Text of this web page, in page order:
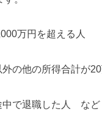
万円を超える人
の他の所得合計が
中で退職した人 など